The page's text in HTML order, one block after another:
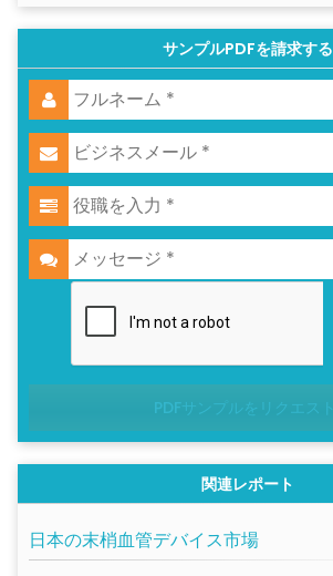
サンプルPDFを請求する
PDFサンプルをリクエスト
関連レポート
日本の末梢血管デバイス市場